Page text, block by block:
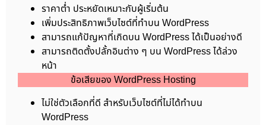
ราคาต่ำ ประหยัดเหมาะกับผู้เริ่มต้น
เพิ่มประสิทธิภาพเว็บไซต์ที่ทำบน WordPress
สามารถแก้ปัญหาที่เกิดบน WordPress ได้เป็นอย่างดี
สามารถติดตั้งปลั้กอินต่าง ๆ บน WordPress ได้ล่วง
หน้า
ข้อเสียของ WordPress Hosting
ไม่ใช่ตัวเลือกที่ดี สำหรับเว็บไซต์ที่ไม่ได้ทำบน
WordPress